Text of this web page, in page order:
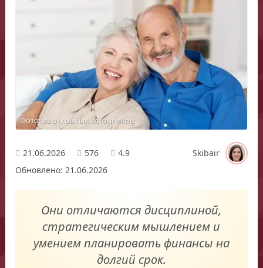
Фото: из открытых источников
21.06.2026 576 4.9
Skibair
Обновлено: 21.06.2026
Они отличаются дисциплиной,
стратегическим мышлением и
умением планировать финансы на
долгий срок.